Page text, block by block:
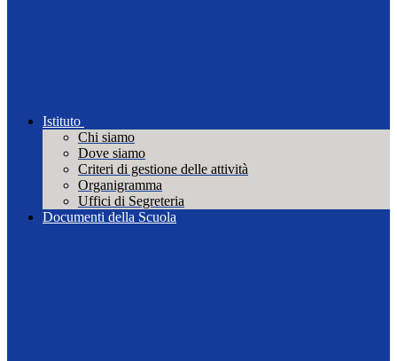
Istituto
Chi siamo
Dove siamo
Criteri di gestione delle attività
Organigramma
Uffici di Segreteria
Documenti della Scuola